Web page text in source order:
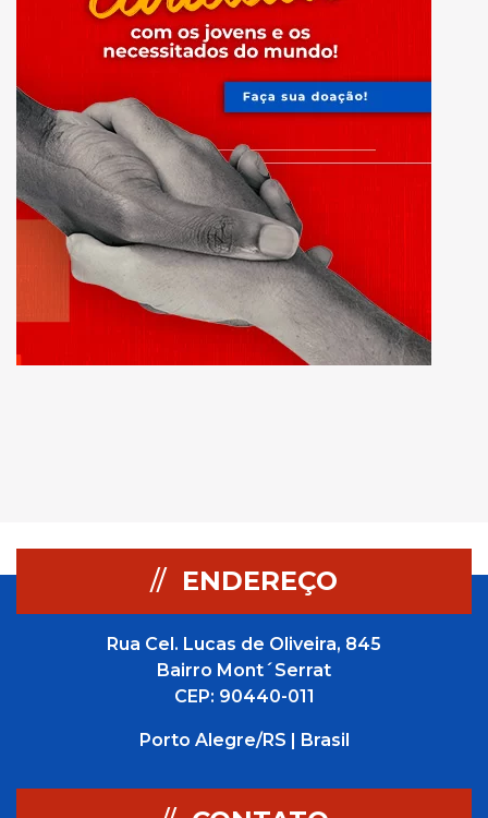
// ENDEREÇO
Rua Cel. Lucas de Oliveira, 845
Bairro Mont´Serrat
CEP: 90440-011
Porto Alegre/RS | Brasil